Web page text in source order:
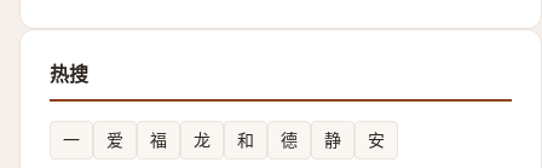
热搜
一 爱 福 龙 和 德 静 安